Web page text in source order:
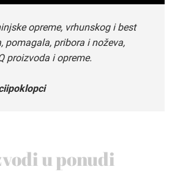
opreme, vrhunskog i best
pomagala, pribora i noževa,
proizvoda i opreme.
u ponudi